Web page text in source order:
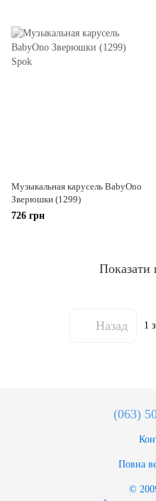
Музыкальная карусель BabyOno
Зверюшки (1299)
726 грн
Показати
Назад 1
(063)
Повна
©